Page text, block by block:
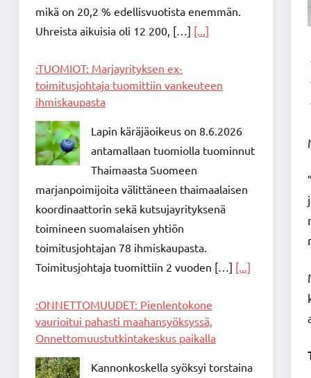
mikä on 20,2 % edellisvuotista enemmän.
Uhreista aikuisia oli 12 200, […] [...]
:TUOMIOT: Marjayrityksen ex-
toimitusjohtaja tuomittiin vankeuteen
ihmiskaupasta
Lapin käräjäoikeus on 8.6.2026
antamallaan tuomiolla tuominnut
Thaimaasta Suomeen
marjanpoimijoita välittäneen thaimaalaisen
koordinaattorin sekä kutsujayrityksenä
toimineen suomalaisen yhtiön
toimitusjohtajan 78 ihmiskaupasta.
Toimitusjohtaja tuomittiin 2 vuoden […] [...]
:ONNETTOMUUDET: Pienlentokone
vaurioitui pahasti maahansyöksyssä,
Onnettomuustutkintakeskus paikalla
Kannonkoskella syöksyi torstaina